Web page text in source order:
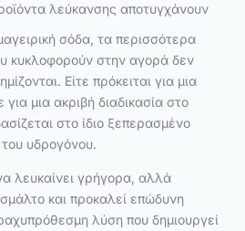
λεύκανσης αποτυγχάνουν
σόδα, τα περισσότερα
κυκλοφορούν στην αγορά δεν
Είτε πρόκειται για μια
μια ακριβή διαδικασία στο
στο ίδιο ξεπερασμένο
του υδρογόνου.
λευκαίνει γρήγορα, αλλά
και προκαλεί επώδυνη
λύση που δημιουργεί